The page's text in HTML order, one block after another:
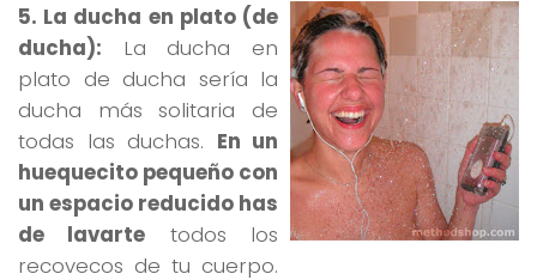
5. La ducha en plato (de
ducha): La ducha en
plato de ducha sería la
ducha más solitaria de
todas las duchas. En un
huequecito pequeño con
un espacio reducido has
de lavarte todos los
recovecos de tu cuerpo.